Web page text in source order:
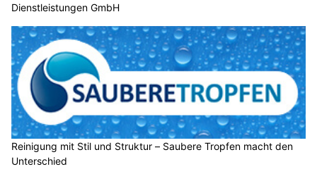
Dienstleistungen GmbH
Reinigung mit Stil und Struktur – Saubere Tropfen macht den
Unterschied